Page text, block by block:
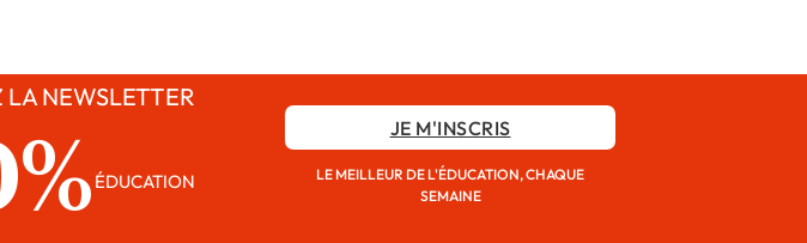
NEWSLETTER
ÉDUCATION
JE M'INSCRIS
LE MEILLEUR DE L'ÉDUCATION, CHAQUE
SEMAINE